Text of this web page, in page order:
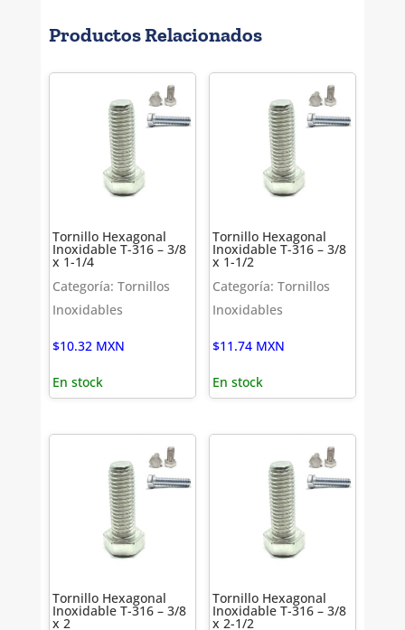
x
cantidad
Productos Relacionados
Tornillo Hexagonal
Inoxidable T-316 – 3/8
x 1-1/4
Categoría: Tornillos
Inoxidables
$10.32 MXN
En stock
Tornillo Hexagonal
Inoxidable T-316 – 3/8
x 1-1/2
Categoría: Tornillos
Inoxidables
$11.74 MXN
En stock
Tornillo Hexagonal
Inoxidable T-316 – 3/8
x 2
Tornillo Hexagonal
Inoxidable T-316 – 3/8
x 2-1/2